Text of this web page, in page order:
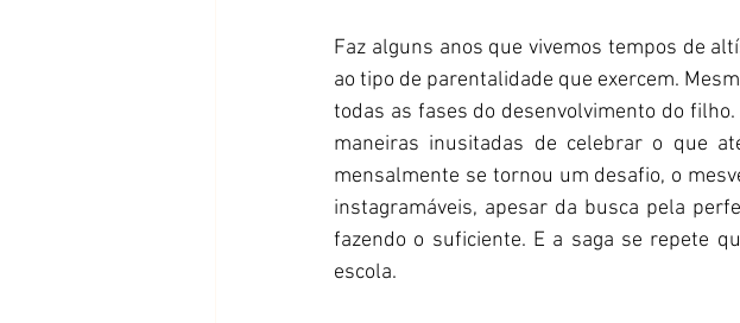
Faz alguns anos que vivemos tempos de
ao tipo de parentalidade que exercem.
todas as fases do desenvolvimento do
maneiras inusitadas de celebrar o que
mensalmente se tornou um desafio, o
instagramáveis, apesar da busca pela
fazendo o suficiente. E a saga se repete
escola.